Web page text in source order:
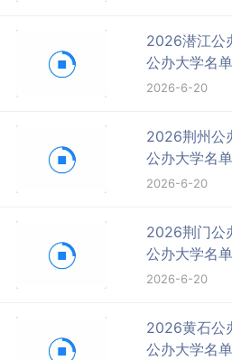
2026潜江公
公办大学名
2026-6-20
2026荆州公
公办大学名
2026-6-20
2026荆门公
公办大学名
2026-6-20
2026黄石公
公办大学名